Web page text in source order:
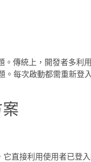
。傳統上，開發者多利用
。每次啟動都需重新登
直接利用使用者已登